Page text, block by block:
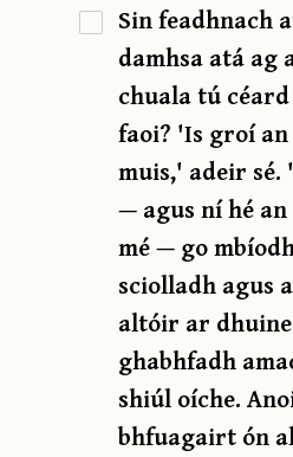
Sin feadhnach
damhsa atá ag
chuala tú
faoi? 'Is groí
muis,' adeir sé.
— agus ní hé
mé — go
sciolladh agus
altóir ar
ghabhfadh
shiúl oíche.
bhfuagairt ón